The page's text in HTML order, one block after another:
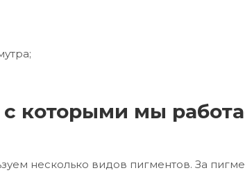
которыми мы
несколько видов пигментов. За